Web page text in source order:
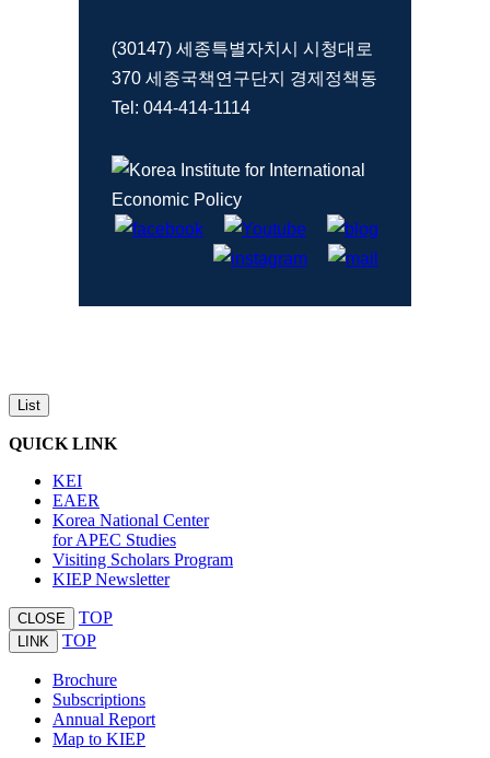
(30147) 세종특별자치시 시청대로
370 세종국책연구단지 경제정책동
Tel: 044-414-1114
List
QUICK LINK
KEI
EAER
Korea National Center
for APEC Studies
Visiting Scholars Program
KIEP Newsletter
CLOSE TOP
LINK TOP
Brochure
Subscriptions
Annual Report
Map to KIEP